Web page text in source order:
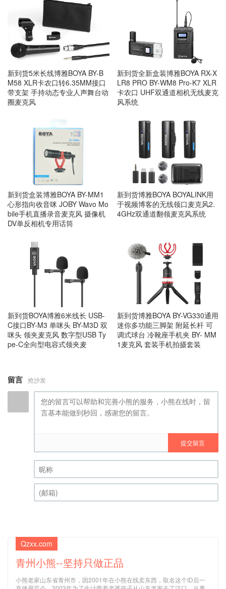
新到货5米长线博雅BOYA BY-B
M58 XLR卡农口转6.35MM接口
带支架 手持动态专业人声舞台动
圈麦克风
新到货全新盒装博雅BOYA RX-X
LR8 PRO BY-WM8 Pro-K7 XLR
卡农口 UHF双通道相机无线麦克
风系统
新到货盒装博雅BOYA BY-MM1
心形指向收音咪 JOBY Wavo Mo
bile手机直播录音麦克风 摄像机
DV单反相机专用话筒
新到货博雅BOYA BOYALINK用
于视频博客的无线领口麦克风2.
4GHz双通道翻领麦克风系统
新到货BOYA博雅6米线长 USB-
C接口BY-M3 单咪头 BY-M3D 双
咪头 领夹麦克风 数字型USB Ty
pe-C全向型电容式领夹麦
新到货博雅BOYA BY-VG330通用
迷你多功能三脚架 附延长杆 可
调式球台 冷靴座手机夹 BY- MM
1麦克风 套装手机拍摄套装
留言 抢沙发
提交留言
昵称 (必填)
Qzxx.com
青州小熊--坚持只做正品
小熊老家山东省青州市，因2001年在小熊在线卖东西，取名这个ID后一